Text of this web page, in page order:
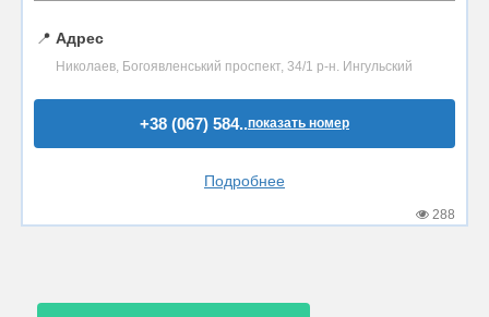
📍 Адрес
Николаев, Богоявленський проспект, 34/1 р-н. Ингульский
+38 (067) 584..показать номер
Подробнее
288